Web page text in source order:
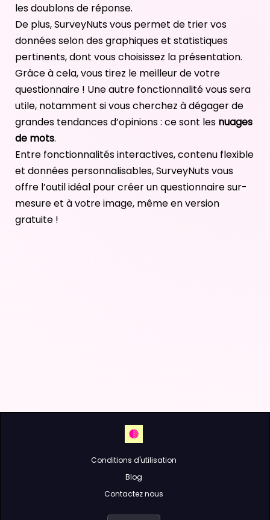
les doublons de réponse.
De plus, SurveyNuts vous permet de trier vos
données selon des graphiques et statistiques
pertinents, dont vous choisissez la présentation.
Grâce à cela, vous tirez le meilleur de votre
questionnaire ! Une autre fonctionnalité vous sera
utile, notamment si vous cherchez à dégager de
grandes tendances d’opinions : ce sont les nuages
de mots.
Entre fonctionnalités interactives, contenu flexible
et données personnalisables, SurveyNuts vous
offre l’outil idéal pour créer un questionnaire sur-
mesure et à votre image, même en version
gratuite !
Conditions d'utilisation
Blog
Contactez nous